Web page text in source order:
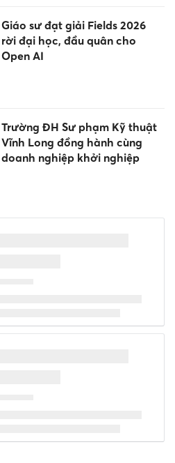
Giáo sư đạt giải Fields 2026
rời đại học, đầu quân cho
Open AI
Trường ĐH Sư phạm Kỹ thuật
Vĩnh Long đồng hành cùng
doanh nghiệp khởi nghiệp
Từ Gala '1 Đêm – Ngàn Ước